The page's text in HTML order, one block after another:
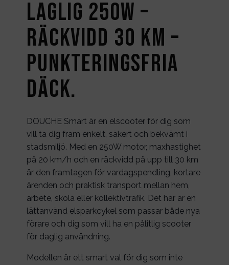
Laglig 250W –
Räckvidd 30 km –
punkteringsfria
däck.
DOUCHE Smart är en elscooter för dig som
vill ta dig fram enkelt, säkert och bekvämt i
stadsmiljö. Med en 250W motor, maxhastighet
på 20 km/h och en räckvidd på upp till 30 km
är den framtagen för vardagspendling, kortare
ärenden och praktisk transport mellan hem,
arbete, skola eller kollektivtrafik. Det här är en
lättanvänd elsparkcykel som passar både nya
förare och dig som vill ha en pålitlig scooter
för daglig användning.
Modellen är ett smart val för dig som inte